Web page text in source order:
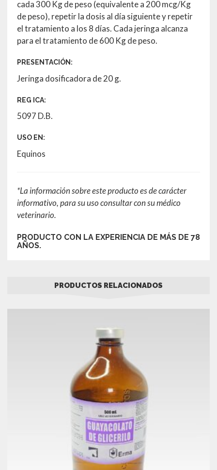
cada 300 Kg de peso (equivalente a 200 mcg/Kg
de peso), repetir la dosis al día siguiente y repetir
el tratamiento a los 8 días. Cada jeringa alcanza
para el tratamiento de 600 Kg de peso.
PRESENTACIÓN:
Jeringa dosificadora de 20 g.
REG ICA:
5097 D.B.
USO EN:
Equinos
*La información sobre este producto es de carácter
informativo, para su uso consultar con su médico
veterinario.
PRODUCTO CON LA EXPERIENCIA DE MÁS DE 78
AÑOS.
PRODUCTOS RELACIONADOS